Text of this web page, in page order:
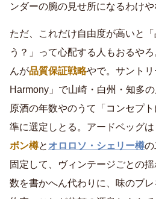
ンダーの腕の見せ所になるわけや
ただ、これだけ自由度が高いと
う？」って心配する人もおるや
んが品質保証戦略やで。サント
Harmony」で山崎・白州・知多
原酒の年数やのうて「コンセプ
準に選定しとる。アードベッグ
ボン樽と オロロソ・シェリー樽の
固定して、ヴィンテージごとの
数を書かへん代わりに、味のブ